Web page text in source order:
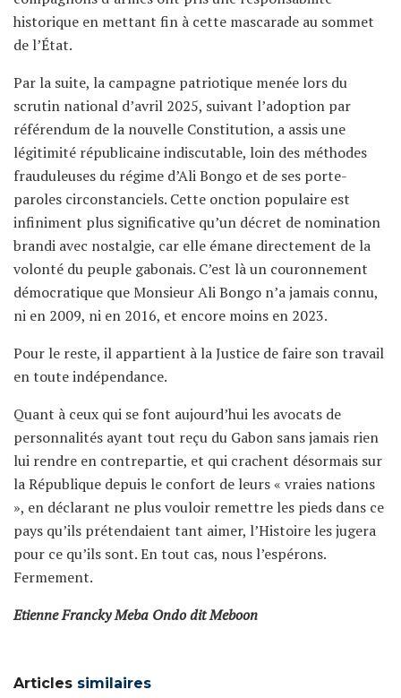
historique en mettant fin à cette mascarade au sommet
de l’État.
Par la suite, la campagne patriotique menée lors du
scrutin national d’avril 2025, suivant l’adoption par
référendum de la nouvelle Constitution, a assis une
légitimité républicaine indiscutable, loin des méthodes
frauduleuses du régime d’Ali Bongo et de ses porte-
paroles circonstanciels. Cette onction populaire est
infiniment plus significative qu’un décret de nomination
brandi avec nostalgie, car elle émane directement de la
volonté du peuple gabonais. C’est là un couronnement
démocratique que Monsieur Ali Bongo n’a jamais connu,
ni en 2009, ni en 2016, et encore moins en 2023.
Pour le reste, il appartient à la Justice de faire son travail
en toute indépendance.
Quant à ceux qui se font aujourd’hui les avocats de
personnalités ayant tout reçu du Gabon sans jamais rien
lui rendre en contrepartie, et qui crachent désormais sur
la République depuis le confort de leurs « vraies nations
», en déclarant ne plus vouloir remettre les pieds dans ce
pays qu’ils prétendaient tant aimer, l’Histoire les jugera
pour ce qu’ils sont. En tout cas, nous l’espérons.
Fermement.
Etienne Francky Meba Ondo dit Meboon
Articles similaires